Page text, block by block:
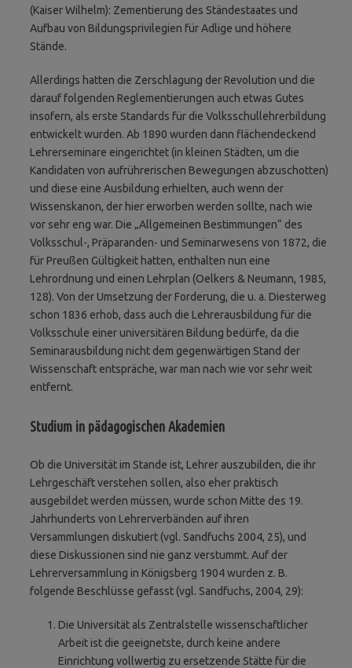
(Kaiser Wilhelm): Zementierung des Ständestaates und
Aufbau von Bildungs­privilegien für Adlige und höhere
Stände.
Allerdings hatten die Zerschlagung der Revolution und die
darauf folgenden Reglemen­tierungen auch etwas Gutes
insofern, als erste Standards für die Volksschullehrerbildung
ent­wickelt wurden. Ab 1890 wurden dann flächen­deckend
Lehrerseminare eingerichtet (in kleinen Städten, um die
Kandidaten von aufrührerischen Bewegungen abzuschotten)
und diese eine Aus­bildung erhielten, auch wenn der
Wissenskanon, der hier erworben werden sollte, nach wie
vor sehr eng war. Die „Allgemeinen Bestimmungen“ des
Volksschul-, Präparanden- und Seminarwesens von 1872, die
für Preußen Gültigkeit hatten, enthalten nun eine
Lehrordnung und einen Lehrplan (Oelkers & Neumann, 1985,
128). Von der Umsetzung der Forderung, die u. a. Diesterweg
schon 1836 erhob, dass auch die Lehrerausbildung für die
Volksschule einer universitären Bildung bedürfe, da die
Seminar­ausbildung nicht dem gegenwärtigen Stand der
Wissenschaft entspräche, war man nach wie vor sehr weit
entfernt.
Studium in pädagogischen Akademien
Ob die Universität im Stande ist, Lehrer aus­zu­bilden, die ihr
Lehrgeschäft verstehen sollen, also eher praktisch
ausgebildet werden müssen, wurde schon Mitte des 19.
Jahrhunderts von Lehrerverbänden auf ihren
Versammlungen diskutiert (vgl. Sandfuchs 2004, 25), und
diese Diskussionen sind nie ganz verstummt. Auf der
Lehrerversammlung in Königsberg 1904 wurden z. B.
folgende Beschlüsse gefasst (vgl. Sandfuchs, 2004, 29):
Die Universität als Zentralstelle wissenschaftli­cher
Arbeit ist die geeignetste, durch keine andere
Einrichtung vollwertig zu ersetzende Stätte für die